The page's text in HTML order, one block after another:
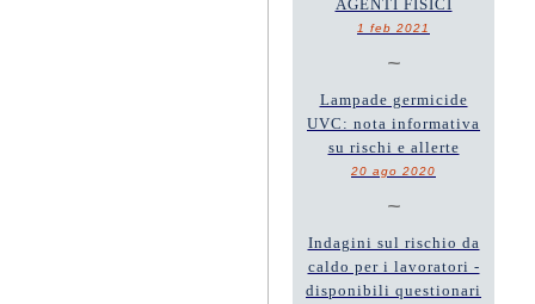
AGENTI FISICI
1 feb 2021
~
Lampade germicide
UVC: nota informativa
su rischi e allerte
20 ago 2020
~
Indagini sul rischio da
caldo per i lavoratori -
disponibili questionari